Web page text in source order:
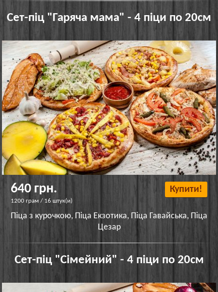
Сет-піц "Гаряча мама" - 4 піци по 20см
640 грн.
1200 грам / 16 штук(и)
Купити!
Піца з курочкою, Піца Екзотика, Піца Гавайська, Піца
Цезар
Сет-піц "Сімейний" - 4 піци по 20см